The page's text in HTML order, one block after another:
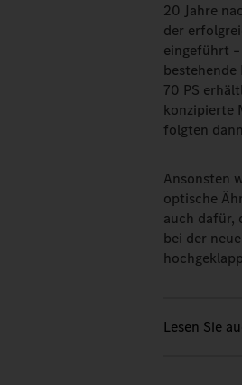
20 Jahre
der
eingeführt
70 PS
konzipierte
folgten
Ansonsten
optische
auch dafür,
bei der